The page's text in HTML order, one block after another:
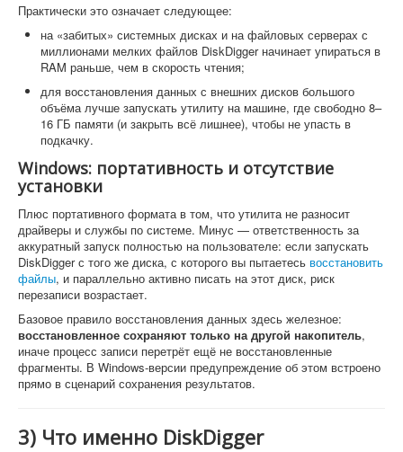
Практически это означает следующее:
на «забитых» системных дисках и на файловых серверах с
миллионами мелких файлов DiskDigger начинает упираться в
RAM раньше, чем в скорость чтения;
для восстановления данных с внешних дисков большого
объёма лучше запускать утилиту на машине, где свободно 8–
16 ГБ памяти (и закрыть всё лишнее), чтобы не упасть в
подкачку.
Windows: портативность и отсутствие
установки
Плюс портативного формата в том, что утилита не разносит
драйверы и службы по системе. Минус — ответственность за
аккуратный запуск полностью на пользователе: если запускать
DiskDigger с того же диска, с которого вы пытаетесь восстановить
файлы, и параллельно активно писать на этот диск, риск
перезаписи возрастает.
Базовое правило восстановления данных здесь железное:
восстановленное сохраняют только на другой накопитель,
иначе процесс записи перетрёт ещё не восстановленные
фрагменты. В Windows-версии предупреждение об этом встроено
прямо в сценарий сохранения результатов.
3) Что именно DiskDigger